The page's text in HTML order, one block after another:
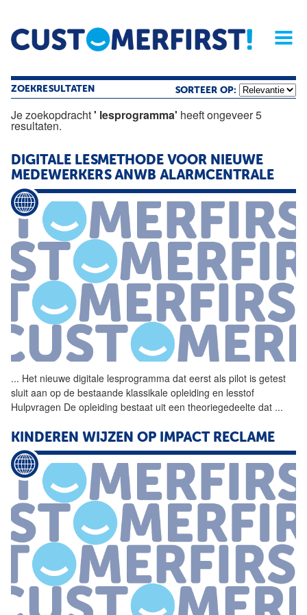
Home Opinie Archief
Magazine
ZOEKRESULTATEN SORTEER OP:
Je zoekopdracht' lesprogramma' heeft ongeveer 5
resultaten.
DIGITALE LESMETHODE VOOR NIEUWE
MEDEWERKERS ANWB ALARMCENTRALE
... Het nieuwe digitale lesprogramma dat eerst als pilot is getest
sluit aan op de bestaande klassikale opleiding en lesstof
Hulpvragen De opleiding bestaat uit een theoriegedeelte dat ...
KINDEREN WIJZEN OP IMPACT RECLAME